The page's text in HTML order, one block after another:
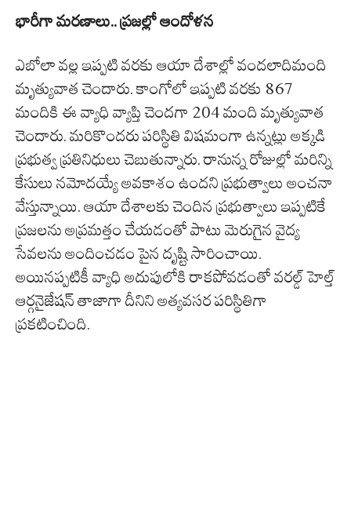
భారీగా మరణాలు.. ప్రజల్లో ఆందోళన
ఎబోలా వల్ల ఇప్పటి వరకు ఆయా దేశాల్లో వందలాదిమంది
మృత్యువాత చెందారు. కాంగోలో ఇప్పటి వరకు 867
మందికి ఈ వ్యాధి వ్యాప్తి చెందగా 204 మంది మృత్యువాత
చెందారు. మరికొందరు పరిస్థితి విషమంగా ఉన్నట్లు అక్కడి
ప్రభుత్వ ప్రతినిధులు చెబుతున్నారు. రానున్న రోజుల్లో మరిన్ని
కేసులు నమోదయ్యే అవకాశం ఉందని ప్రభుత్వాలు అంచనా
వేస్తున్నాయి. ఆయా దేశాలకు చెందిన ప్రభుత్వాలు ఇప్పటికే
ప్రజలను అప్రమత్తం చేయడంతో పాటు మెరుగైన వైద్య
సేవలను అందించడం పైన దృష్టి సారించాయి.
అయినప్పటికీ వ్యాధి అదుపులోకి రాకపోవడంతో వరల్డ్ హెల్త్
ఆర్గనైజేషన్ తాజాగా దీనిని అత్యవసర పరిస్థితిగా
ప్రకటించింది.